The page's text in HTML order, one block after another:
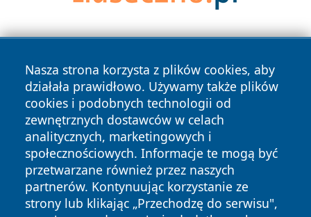
Nasza strona korzysta z plików cookies, aby
działała prawidłowo. Używamy także plików
cookies i podobnych technologii od
zewnętrznych dostawców w celach
analitycznych, marketingowych i
społecznościowych. Informacje te mogą być
przetwarzane również przez naszych
partnerów. Kontynuując korzystanie ze
strony lub klikając „Przechodzę do serwisu",
Copyright © 2026 zawiercieonline.pl Wszystkie prawa
zastrzeżone.
News Autorzy
Polityka
Prywatności
Polityka
Cookies